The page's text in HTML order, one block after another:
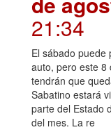
21:34
El sábado puede
auto, pero este 8
tendrán que
Sabatino estará
parte del Estado
del mes. La re